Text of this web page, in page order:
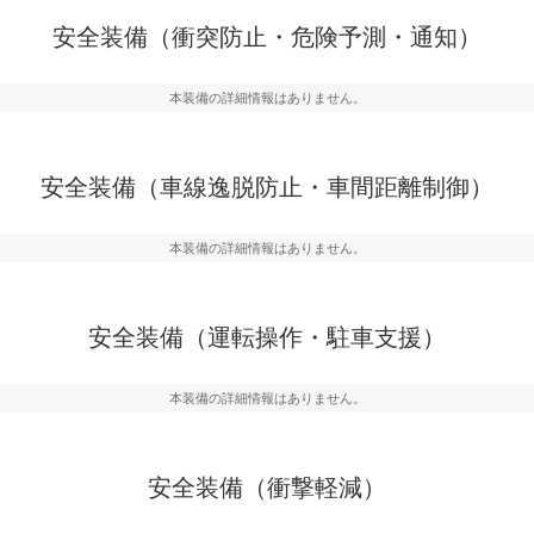
突を回避するプリクラッシュブレ
どが装備されています。
見えにくい場所に潜む
テムなどが装備されて
ためにインテリジェンスパーキン
万が一車体が衝撃を受
安全装備（衝突防止・危険予測・通知）
本装備の詳細情報はありません。
安全装備（車線逸脱防止・車間距離制御）
本装備の詳細情報はありません。
安全装備（運転操作・駐車支援）
本装備の詳細情報はありません。
安全装備（衝撃軽減）